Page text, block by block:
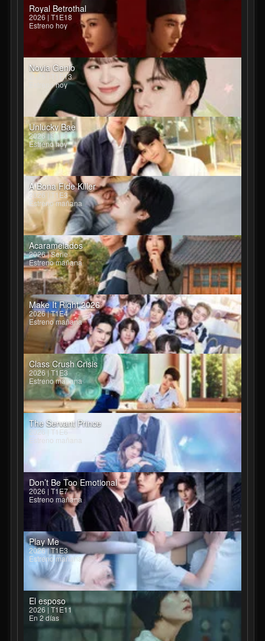
Royal Betrothal
2026 | T1E18
Estreno hoy
Novia Genio
2026 | T1E13
Estreno hoy
Unlucky Bae
2026 | Serie
Estreno hoy
A Bona Fide Killer
2026 | T1E3
Estreno mañana
Acaramelados
2026 | Serie
Estreno mañana
Make It Right 2026
2026 | T1E4
Estreno mañana
Class Crush Crisis
2026 | T1E3
Estreno mañana
The Servant Prince
2026 | T1E6
Estreno mañana
Don’t Be Too Emotional
2026 | T1E7
Estreno mañana
Play Me
2026 | T1E3
Estreno mañana
El esposo
2026 | T1E11
En 2 días